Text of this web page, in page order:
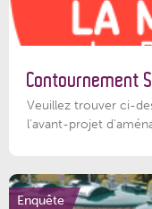
Contournement
Veuillez trouver ci-
l'avant-projet
Enquête